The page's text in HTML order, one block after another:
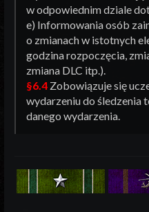
w odpowiednim dziale
e) Informowania osób
o zmianach w istotnych
godzina rozpoczęcia,
zmiana DLC itp.).
§6.4 Zobowiązuje się
wydarzeniu do śledzenia
danego wydarzenia.